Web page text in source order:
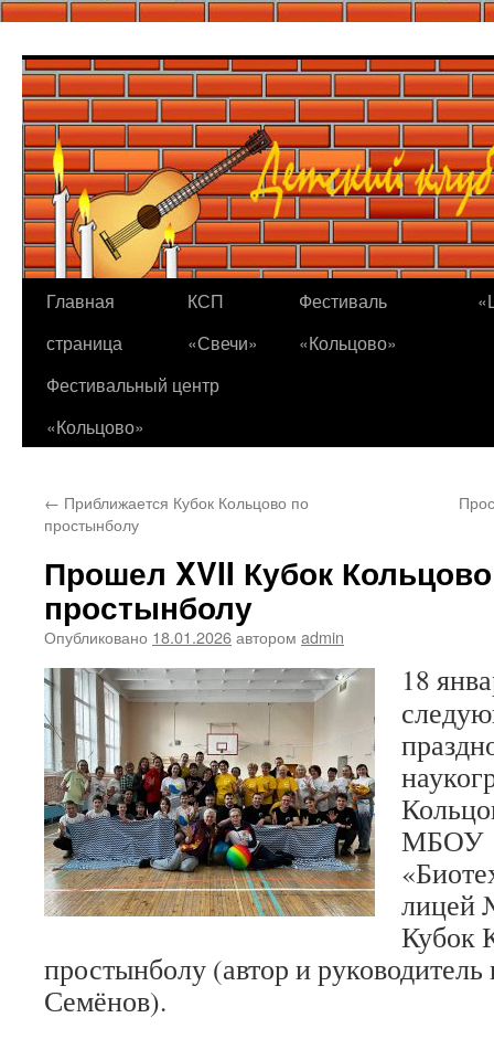
содержимому
Главная
страница
КСП
«Свечи»
Фестиваль
«Кольцово»
Фестивальный центр
«Кольцово»
← Приближается Кубок Кольцово по
простынболу
Прошел XVII Кубок
простынболу
Опубликовано 18.01.2026автором admin
18
МБОУ
лицей
Кубок
простынболу (автор и
Семёнов).